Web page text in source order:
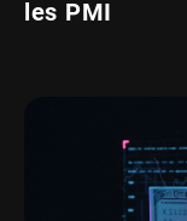
les PMI